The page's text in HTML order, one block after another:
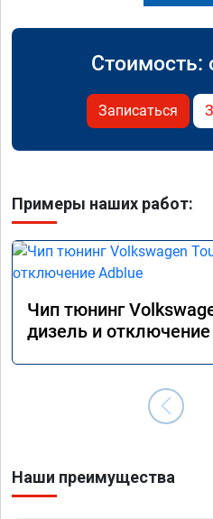
Стоимость:
Записаться
Примеры наших работ:
Чип тюнинг
дизель и
Наши преимущества